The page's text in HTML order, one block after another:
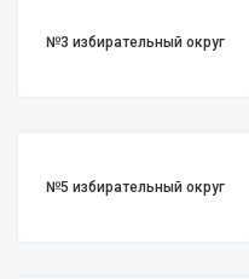
№3 избирательный округ
№5 избирательный округ